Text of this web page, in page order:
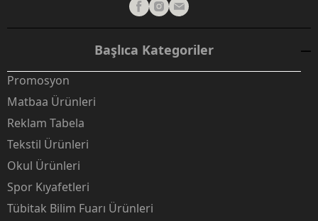
Başlıca Kategoriler
Promosyon
Matbaa Ürünleri
Reklam Tabela
Tekstil Ürünleri
Okul Ürünleri
Spor Kıyafetleri
Tübitak Bilim Fuarı Ürünleri